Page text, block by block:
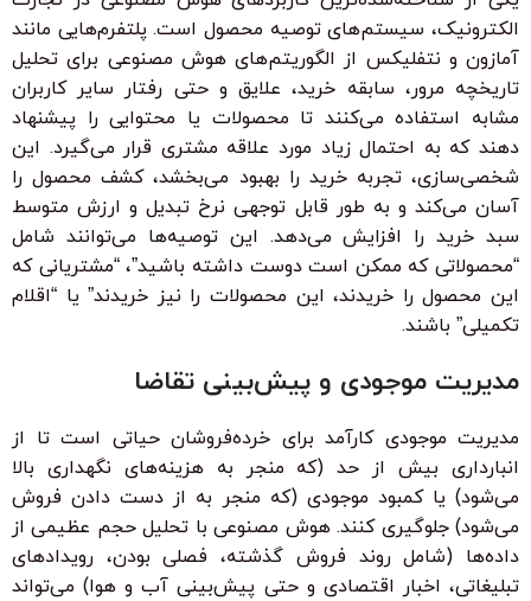
الکترونیک، سیستم‌های توصیه محصول است. پلتفرم‌هایی مانند
آمازون و نتفلیکس از الگوریتم‌های هوش مصنوعی برای تحلیل
تاریخچه مرور، سابقه خرید، علایق و حتی رفتار سایر کاربران
مشابه استفاده می‌کنند تا محصولات یا محتوایی را پیشنهاد
دهند که به احتمال زیاد مورد علاقه مشتری قرار می‌گیرد. این
شخصی‌سازی، تجربه خرید را بهبود می‌بخشد، کشف محصول را
آسان می‌کند و به طور قابل توجهی نرخ تبدیل و ارزش متوسط
سبد خرید را افزایش می‌دهد. این توصیه‌ها می‌توانند شامل
“محصولاتی که ممکن است دوست داشته باشید”، “مشتریانی که
این محصول را خریدند، این محصولات را نیز خریدند” یا “اقلام
تکمیلی” باشند.
مدیریت موجودی و پیش‌بینی تقاضا
مدیریت موجودی کارآمد برای خرده‌فروشان حیاتی است تا از
انبارداری بیش از حد (که منجر به هزینه‌های نگهداری بالا
می‌شود) یا کمبود موجودی (که منجر به از دست دادن فروش
می‌شود) جلوگیری کنند. هوش مصنوعی با تحلیل حجم عظیمی از
داده‌ها (شامل روند فروش گذشته، فصلی بودن، رویدادهای
تبلیغاتی، اخبار اقتصادی و حتی پیش‌بینی آب و هوا) می‌تواند